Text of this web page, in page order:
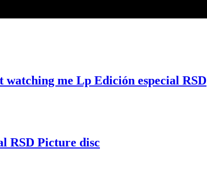
me Lp Edición especial RSD
RSD Picture disc